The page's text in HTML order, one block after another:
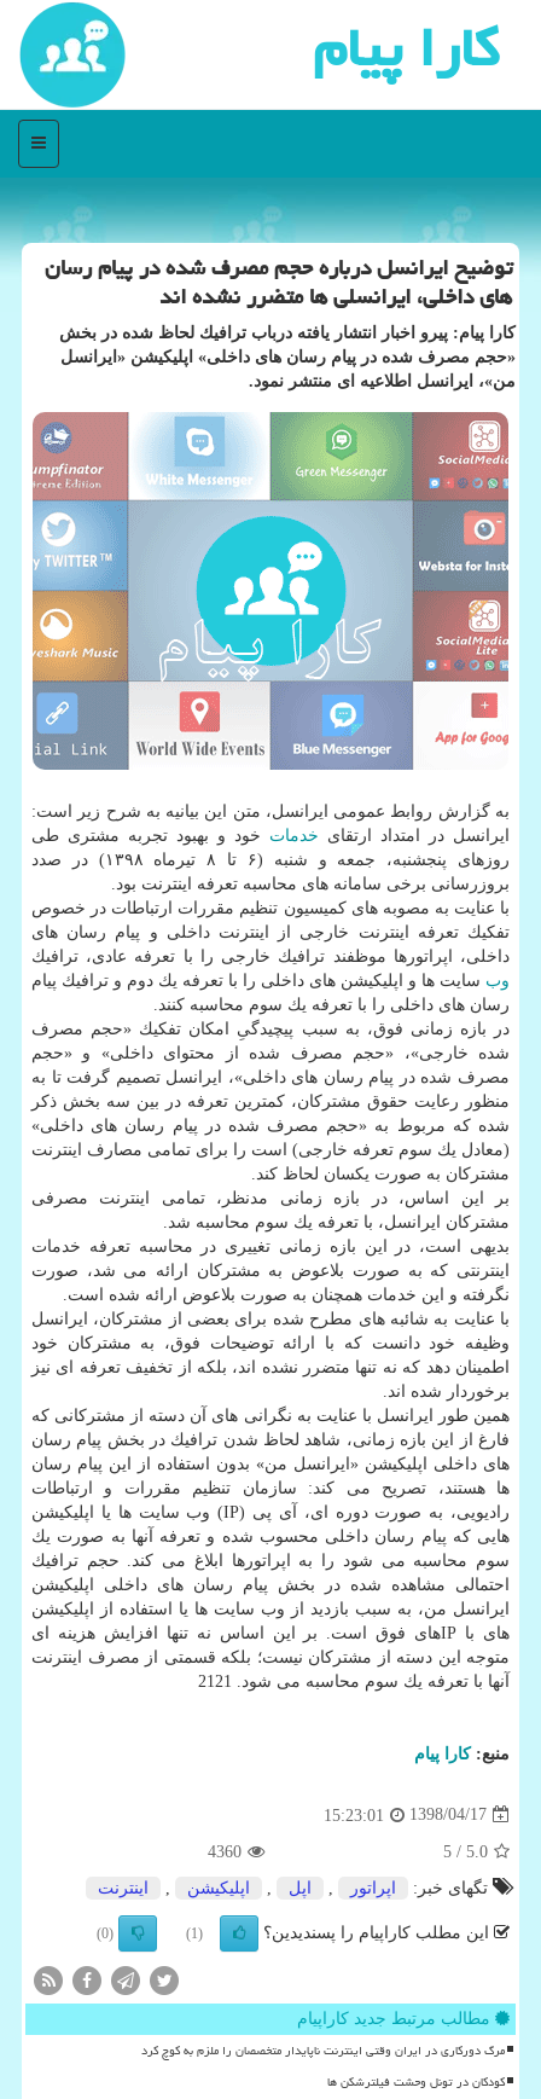
كارا پیام
منو
توضیح ایرانسل درباره حجم مصرف شده در پیام رسان
های داخلی، ایرانسلی ها متضرر نشده اند
كارا پیام: پیرو اخبار انتشار یافته درباب ترافیك لحاظ شده در بخش
«حجم مصرف شده در پیام رسان های داخلی» اپلیكیشن «ایرانسل
من»، ایرانسل اطلاعیه ای منتشر نمود.
به گزارش روابط عمومی ایرانسل، متن این بیانیه به شرح زیر است:
ایرانسل در امتداد ارتقای خدمات خود و بهبود تجربه مشتری طی
روزهای پنجشنبه، جمعه و شنبه (۶ تا ۸ تیرماه ۱۳۹۸) در صدد
بروزرسانی برخی سامانه های محاسبه تعرفه اینترنت بود.
با عنایت به مصوبه های كمیسیون تنظیم مقررات ارتباطات در خصوص
تفكیك تعرفه اینترنت خارجی از اینترنت داخلی و پیام رسان های
داخلی، اپراتورها موظفند ترافیك خارجی را با تعرفه عادی، ترافیك
وب سایت ها و اپلیكیشن های داخلی را با تعرفه یك دوم و ترافیك پیام
رسان های داخلی را با تعرفه یك سوم محاسبه كنند.
در بازه زمانی فوق، به سبب پیچیدگیِ امكان تفكیك «حجم مصرف
شده خارجی»، «حجم مصرف شده از محتوای داخلی» و «حجم
مصرف شده در پیام رسان های داخلی»، ایرانسل تصمیم گرفت تا به
منظور رعایت حقوق مشتركان، كمترین تعرفه در بین سه بخش ذكر
شده كه مربوط به «حجم مصرف شده در پیام رسان های داخلی»
(معادل یك سوم تعرفه خارجی) است را برای تمامی مصارف اینترنت
مشتركان به صورت یكسان لحاظ كند.
بر این اساس، در بازه زمانی مدنظر، تمامی اینترنت مصرفی
مشتركان ایرانسل، با تعرفه یك سوم محاسبه شد.
بدیهی است، در این بازه زمانی تغییری در محاسبه تعرفه خدمات
اینترنتی كه به صورت بلاعوض به مشتركان ارائه می شد، صورت
نگرفته و این خدمات همچنان به صورت بلاعوض ارائه شده است.
با عنایت به شائبه های مطرح شده برای بعضی از مشتركان، ایرانسل
وظیفه خود دانست كه با ارائه توضیحات فوق، به مشتركان خود
اطمینان دهد كه نه تنها متضرر نشده اند، بلكه از تخفیف تعرفه ای نیز
برخوردار شده اند.
همین طور ایرانسل با عنایت به نگرانی های آن دسته از مشتركانی كه
فارغ از این بازه زمانی، شاهد لحاظ شدن ترافیك در بخش پیام رسان
های داخلی اپلیكیشن «ایرانسل من» بدون استفاده از این پیام رسان
ها هستند، تصریح می كند: سازمان تنظیم مقررات و ارتباطات
رادیویی، به صورت دوره ای، آی پی (IP) وب سایت ها یا اپلیكیشن
هایی كه پیام رسان داخلی محسوب شده و تعرفه آنها به صورت یك
سوم محاسبه می شود را به اپراتورها ابلاغ می كند. حجم ترافیك
احتمالی مشاهده شده در بخش پیام رسان های داخلی اپلیكیشن
ایرانسل من، به سبب بازدید از وب سایت ها یا استفاده از اپلیكیشن
های با IPهای فوق است. بر این اساس نه تنها افزایش هزینه ای
متوجه این دسته از مشتركان نیست؛ بلكه قسمتی از مصرف اینترنت
آنها با تعرفه یك سوم محاسبه می شود. 2121
منبع:كارا پیام
1398/04/17
15:23:01
5.0
/ 5
4360
تگهای خبر:
اپراتور اپل اپلیكیشن اینترنت
این مطلب کاراپیام را پسندیدین؟ (1)
(0)
مطالب مرتبط جدید کاراپیام
مرگ دورکاری در ایران وقتی اینترنت ناپایدار متخصصان را ملزم به کوچ کرد
کودکان در تونل وحشت فیلترشکن ها